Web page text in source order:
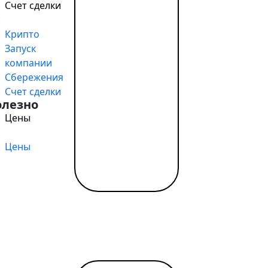
Счет сделки
Крипто
Запуск
компании
Сбережения
Счет сделки
Цены
Цены
имеются соглашения об освобождении от
и финансовыми центрами – Вас будут
активов и диверсификация источников
/ SWIFT, выгодный обмен, удалённое открытие за
документов?
из выбранных европейских юрисдикций,
чтобы их можно было проверить на поиск
руководстве компании и бенефициарах. В рамках
права), а также подтвердить в письменной форме
фирма, а также регионы, в которых будет